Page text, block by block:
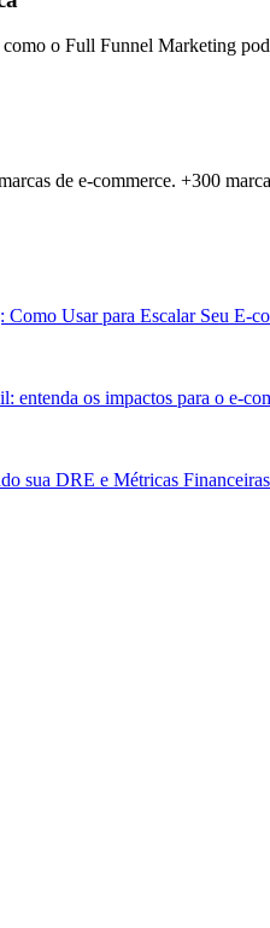
o Full Funnel Marketing
de e-commerce. +300
Usar para Escalar Seu E-
entenda os impactos para o e-
sua DRE e Métricas Financeiras